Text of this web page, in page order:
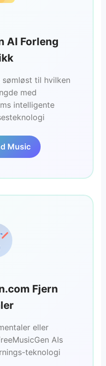
AI Forleng
sømløst til hvilken
med
intelligente
Music
Fjern
eller
AIs
teknologi